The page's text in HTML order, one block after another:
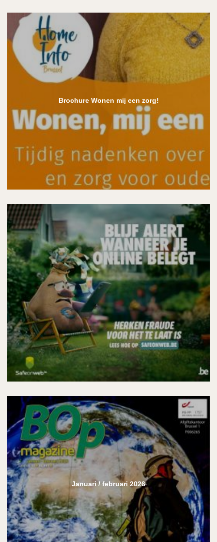
Brochure Wonen mij een zorg!
Januari / februari 2026